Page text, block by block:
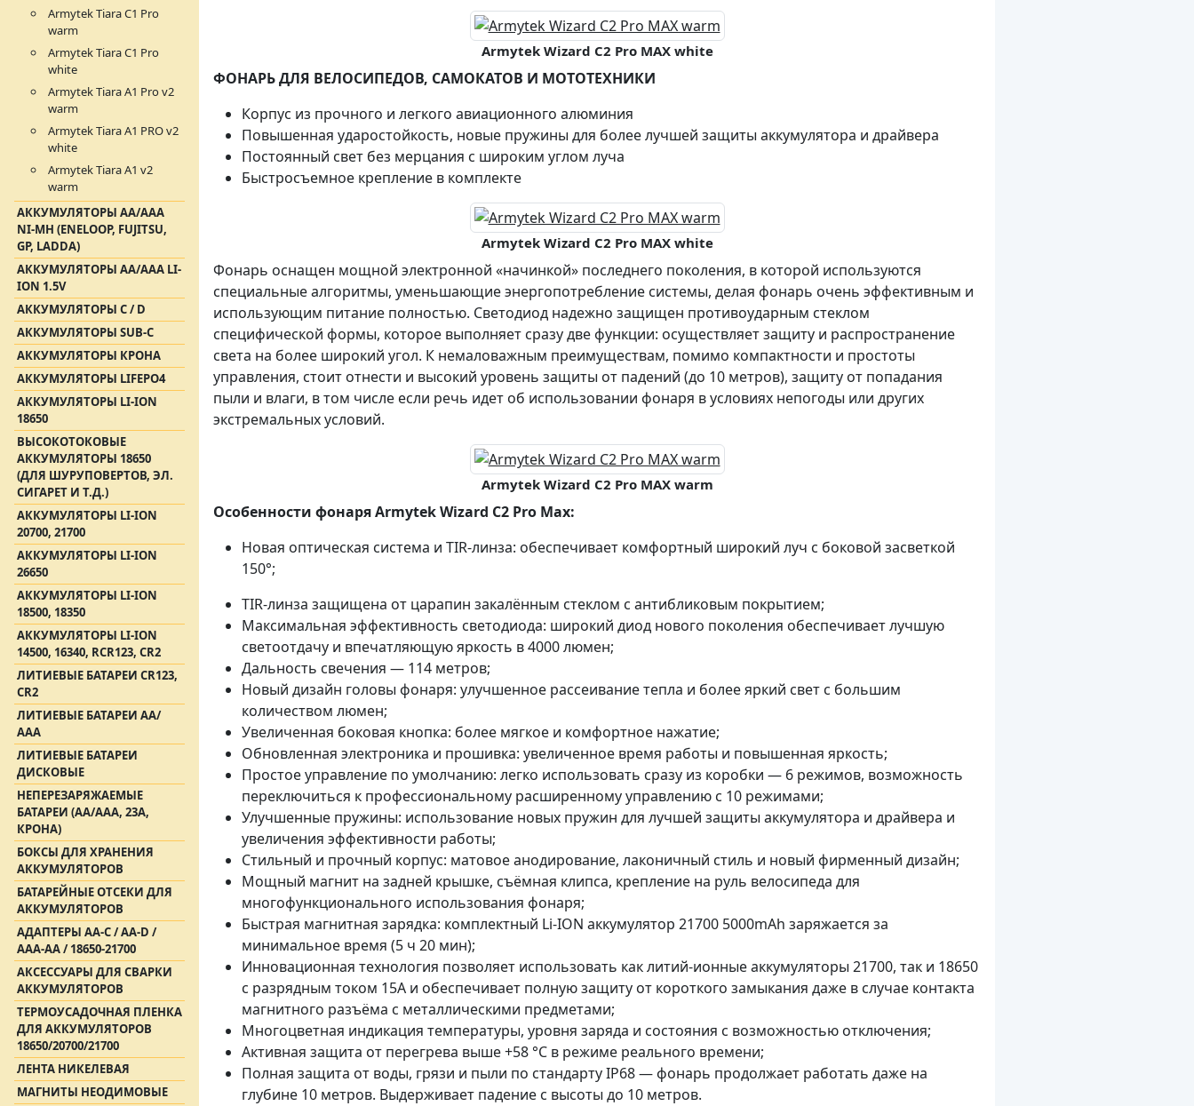
Armytek Tiara C1 Pro
warm
Armytek Tiara C1 Pro
white
Armytek Tiara A1 Pro v2
warm
Armytek Tiara A1 PRO v2
white
Armytek Tiara A1 v2
warm
АККУМУЛЯТОРЫ АА/ААА
NI-MH (ENELOOP, FUJITSU,
GP, LADDA)
АККУМУЛЯТОРЫ АА/AAA LI-
ION 1.5V
АККУМУЛЯТОРЫ C / D
АККУМУЛЯТОРЫ SUB-C
АККУМУЛЯТОРЫ КРОНА
АККУМУЛЯТОРЫ LIFEPO4
АККУМУЛЯТОРЫ LI-ION
18650
ВЫСОКОТОКОВЫЕ
АККУМУЛЯТОРЫ 18650
(ДЛЯ ШУРУПОВЕРТОВ, ЭЛ.
СИГАРЕТ И Т.Д.)
АККУМУЛЯТОРЫ LI-ION
20700, 21700
АККУМУЛЯТОРЫ LI-ION
26650
АККУМУЛЯТОРЫ LI-ION
18500, 18350
АККУМУЛЯТОРЫ LI-ION
14500, 16340, RCR123, CR2
ЛИТИЕВЫЕ БАТАРЕИ CR123,
CR2
ЛИТИЕВЫЕ БАТАРЕИ АА/
ААА
ЛИТИЕВЫЕ БАТАРЕИ
ДИСКОВЫЕ
НЕПЕРЕЗАРЯЖАЕМЫЕ
БАТАРЕИ (АА/ААА, 23A,
КРОНА)
БОКСЫ ДЛЯ ХРАНЕНИЯ
АККУМУЛЯТОРОВ
БАТАРЕЙНЫЕ ОТСЕКИ ДЛЯ
АККУМУЛЯТОРОВ
АДАПТЕРЫ АА-С / АА-D /
AAA-AA / 18650-21700
АКСЕССУАРЫ ДЛЯ СВАРКИ
АККУМУЛЯТОРОВ
ТЕРМОУСАДОЧНАЯ ПЛЕНКА
ДЛЯ АККУМУЛЯТОРОВ
18650/20700/21700
ЛЕНТА НИКЕЛЕВАЯ
МАГНИТЫ НЕОДИМОВЫЕ
Armytek Wizard C2 Pro MAX white
ФОНАРЬ ДЛЯ ВЕЛОСИПЕДОВ, САМОКАТОВ И МОТОТЕХНИКИ
Корпус из прочного и легкого авиационного алюминия
Повышенная ударостойкость, новые пружины для более лучшей защиты аккумулятора и драйвера
Постоянный свет без мерцания с широким углом луча
Быстросъемное крепление в комплекте
Armytek Wizard C2 Pro MAX white
Фонарь оснащен мощной электронной «начинкой» последнего поколения, в которой используются
специальные алгоритмы, уменьшающие энергопотребление системы, делая фонарь очень эффективным и
использующим питание полностью. Светодиод надежно защищен противоударным стеклом
специфической формы, которое выполняет сразу две функции: осуществляет защиту и распространение
света на более широкий угол. К немаловажным преимуществам, помимо компактности и простоты
управления, стоит отнести и высокий уровень защиты от падений (до 10 метров), защиту от попадания
пыли и влаги, в том числе если речь идет об использовании фонаря в условиях непогоды или других
экстремальных условий.
Armytek Wizard C2 Pro MAX warm
Особенности фонаря Armytek Wizard C2 Pro Max:
Новая оптическая система и TIR-линза: обеспечивает комфортный широкий луч с боковой засветкой
150°;
TIR-линза защищена от царапин закалённым стеклом с антибликовым покрытием;
Максимальная эффективность светодиода: широкий диод нового поколения обеспечивает лучшую
светоотдачу и впечатляющую яркость в 4000 люмен;
Дальность свечения — 114 метров;
Новый дизайн головы фонаря: улучшенное рассеивание тепла и более яркий свет с большим
количеством люмен;
Увеличенная боковая кнопка: более мягкое и комфортное нажатие;
Обновленная электроника и прошивка: увеличенное время работы и повышенная яркость;
Простое управление по умолчанию: легко использовать сразу из коробки — 6 режимов, возможность
переключиться к профессиональному расширенному управлению с 10 режимами;
Улучшенные пружины: использование новых пружин для лучшей защиты аккумулятора и драйвера и
увеличения эффективности работы;
Стильный и прочный корпус: матовое анодирование, лаконичный стиль и новый фирменный дизайн;
Мощный магнит на задней крышке, съёмная клипса, крепление на руль велосипеда для
многофункционального использования фонаря;
Быстрая магнитная зарядка: комплектный Li-ION аккумулятор 21700 5000mAh заряжается за
минимальное время (5 ч 20 мин);
Инновационная технология позволяет использовать как литий-ионные аккумуляторы 21700, так и 18650
с разрядным током 15А и обеспечивает полную защиту от короткого замыкания даже в случае контакта
магнитного разъёма с металлическими предметами;
Многоцветная индикация температуры, уровня заряда и состояния с возможностью отключения;
Активная защита от перегрева выше +58 °С в режиме реального времени;
Полная защита от воды, грязи и пыли по стандарту IP68 — фонарь продолжает работать даже на
глубине 10 метров. Выдерживает падение с высоты до 10 метров.